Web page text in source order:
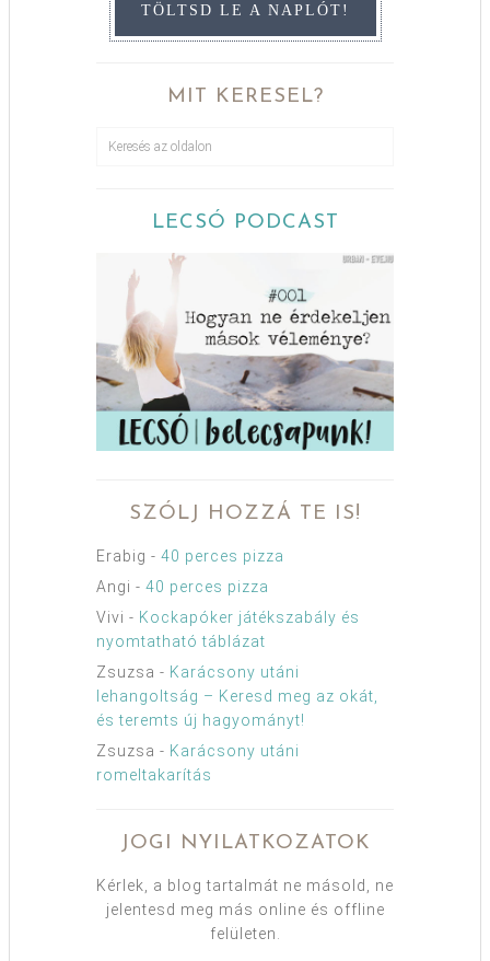
TÖLTSD LE A NAPLÓT!
MIT KERESEL?
LECSÓ PODCAST
SZÓLJ HOZZÁ TE IS!
Erabig - 40 perces pizza
Angi - 40 perces pizza
Vivi - Kockapóker játékszabály és
nyomtatható táblázat
Zsuzsa - Karácsony utáni
lehangoltság – Keresd meg az okát,
és teremts új hagyományt!
Zsuzsa - Karácsony utáni
romeltakarítás
JOGI NYILATKOZATOK
Kérlek, a blog tartalmát ne másold, ne
jelentesd meg más online és offline
felületen.